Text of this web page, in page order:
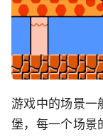
游戏中的场景一
堡，每一个场景